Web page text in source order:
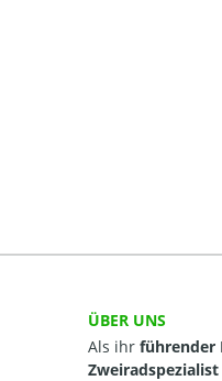
ÜBER UNS
Als ihr führender